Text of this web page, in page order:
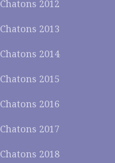
Chatons 2012
Chatons 2013
Chatons 2014
Chatons 2015
Chatons 2016
Chatons 2017
Chatons 2018